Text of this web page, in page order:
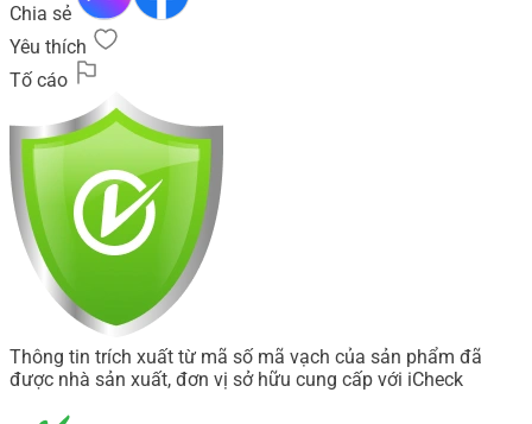
Chia sẻ
Yêu thích
Tố cáo
Thông tin trích xuất từ mã số mã vạch của sản phẩm đã
được nhà sản xuất, đơn vị sở hữu cung cấp với iCheck